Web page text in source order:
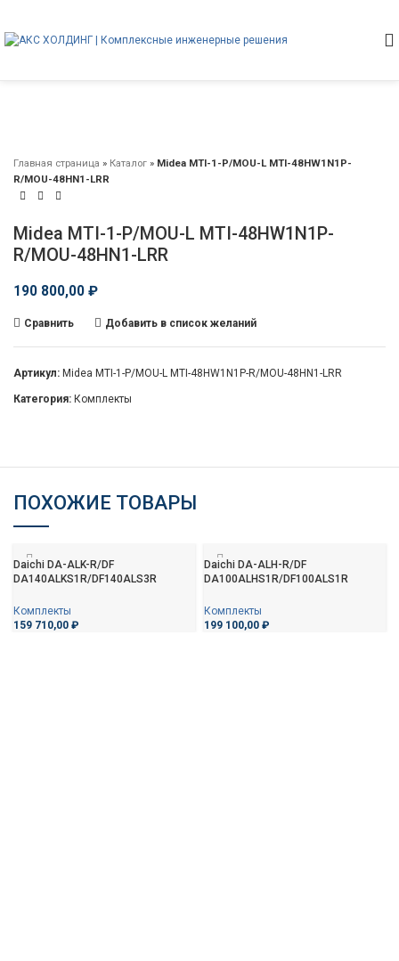
Главная страница » Каталог » Midea MTI-1-P/MOU-L MTI-48HW1N1P-
R/MOU-48HN1-LRR
Midea MTI-1-P/MOU-L MTI-48HW1N1P-
R/MOU-48HN1-LRR
190 800,00 ₽
Сравнить Добавить в список желаний
Артикул: Midea MTI-1-P/MOU-L MTI-48HW1N1P-R/MOU-48HN1-LRR
Категория: Комплекты
ПОХОЖИЕ ТОВАРЫ
Daichi DA-ALK-R/DF
DA140ALKS1R/DF140ALS3R
Комплекты
159 710,00 ₽
Daichi DA-ALH-R/DF
DA100ALHS1R/DF100ALS1R
Комплекты
199 100,00 ₽